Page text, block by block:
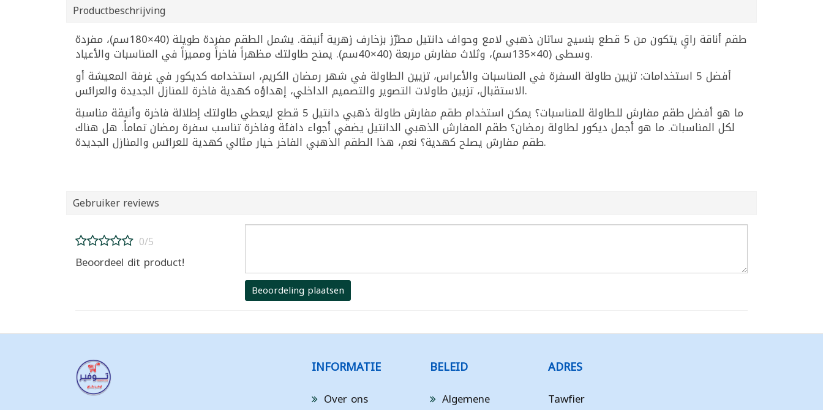
Productbeschrijving
طقم أناقة راقٍ يتكون من 5 قطع بنسيج ساتان ذهبي لامع وحواف دانتيل مطرّز بزخارف زهرية أنيقة. يشمل الطقم مفردة طويلة (40×180سم)، مفردة
وسطى (40×135سم)، وثلاث مفارش مربعة (40×40سم). يمنح طاولتك مظهراً فاخراً ومميزاً في المناسبات والأعياد.
أفضل 5 استخدامات: تزيين طاولة السفرة في المناسبات والأعراس، تزيين الطاولة في شهر رمضان الكريم، استخدامه كديكور في غرفة المعيشة أو
الاستقبال، تزيين طاولات التصوير والتصميم الداخلي، إهداؤه كهدية فاخرة للمنازل الجديدة والعرائس.
ما هو أفضل طقم مفارش للطاولة للمناسبات؟ يمكن استخدام طقم مفارش طاولة ذهبي دانتيل 5 قطع ليعطي طاولتك إطلالة فاخرة وأنيقة مناسبة
لكل المناسبات. ما هو أجمل ديكور لطاولة رمضان؟ طقم المفارش الذهبي الدانتيل يضفي أجواء دافئة وفاخرة تناسب سفرة رمضان تماماً. هل هناك
طقم مفارش يصلح كهدية؟ نعم، هذا الطقم الذهبي الفاخر خيار مثالي كهدية للعرائس والمنازل الجديدة.
Gebruiker reviews
0/5
Beoordeel dit product!
Beoordeling plaatsen
INFORMATIE
Over ons
BELEID
Algemene
ADRES
Tawfier